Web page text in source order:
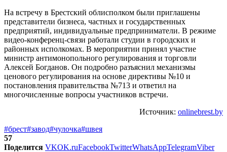
На встречу в Брестский облисполком были приглашены
представители бизнеса, частных и государственных
предприятий, индивидуальные предприниматели. В режиме
видео-конференц-связи работали студии в городских и
районных исполкомах. В мероприятии принял участие
министр антимонопольного регулирования и торговли
Алексей Богданов. Он подробно разъяснил механизмы
ценового регулирования на основе директивы №10 и
постановления правительства №713 и ответил на
многочисленные вопросы участников встречи.
Источник: onlinebrest.by
#брест#завод#чулочка#швея
57
Поделится VKOK.ruFacebookTwitterWhatsAppTelegramViber